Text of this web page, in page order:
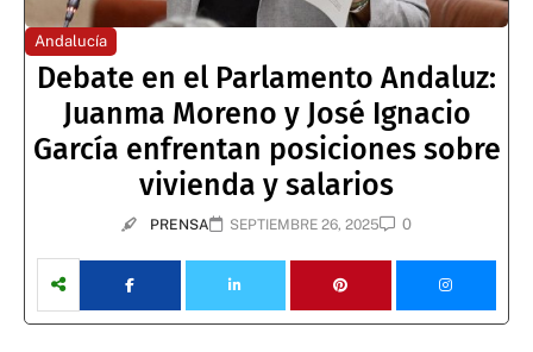
Andalucía
Debate en el Parlamento Andaluz:
Juanma Moreno y José Ignacio
García enfrentan posiciones sobre
vivienda y salarios
PRENSA SEPTIEMBRE 26, 2025 0